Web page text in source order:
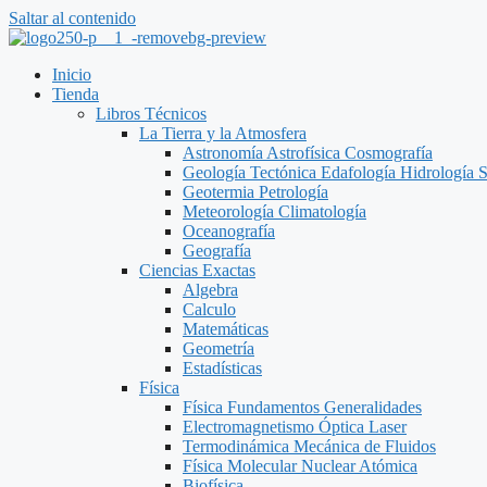
Saltar al contenido
Inicio
Tienda
Libros Técnicos
La Tierra y la Atmosfera
Astronomía Astrofísica Cosmografía
Geología Tectónica Edafología Hidrología
Geotermia Petrología
Meteorología Climatología
Oceanografía
Geografía
Ciencias Exactas
Algebra
Calculo
Matemáticas
Geometría
Estadísticas
Física
Física Fundamentos Generalidades
Electromagnetismo Óptica Laser
Termodinámica Mecánica de Fluidos
Física Molecular Nuclear Atómica